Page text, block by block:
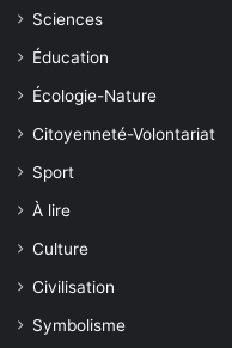
Sciences
Éducation
Écologie-Nature
Citoyenneté-Volontariat
Sport
À lire
Culture
Civilisation
Symbolisme